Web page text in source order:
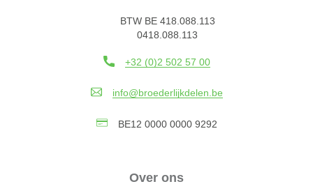
BTW BE 418.088.113
0418.088.113
+32 (0)2 502 57 00
info@broederlijkdelen.be
BE12 0000 0000 9292
Over ons